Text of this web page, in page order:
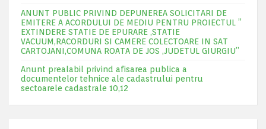
ANUNT PUBLIC PRIVIND DEPUNEREA SOLICITARI DE
EMITERE A ACORDULUI DE MEDIU PENTRU PROIECTUL ”
EXTINDERE STATIE DE EPURARE ,STATIE
VACUUM,RACORDURI SI CAMERE COLECTOARE IN SAT
CARTOJANI,COMUNA ROATA DE JOS ,JUDETUL GIURGIU”
Anunt prealabil privind afisarea publica a
documentelor tehnice ale cadastrului pentru
sectoarele cadastrale 10,12